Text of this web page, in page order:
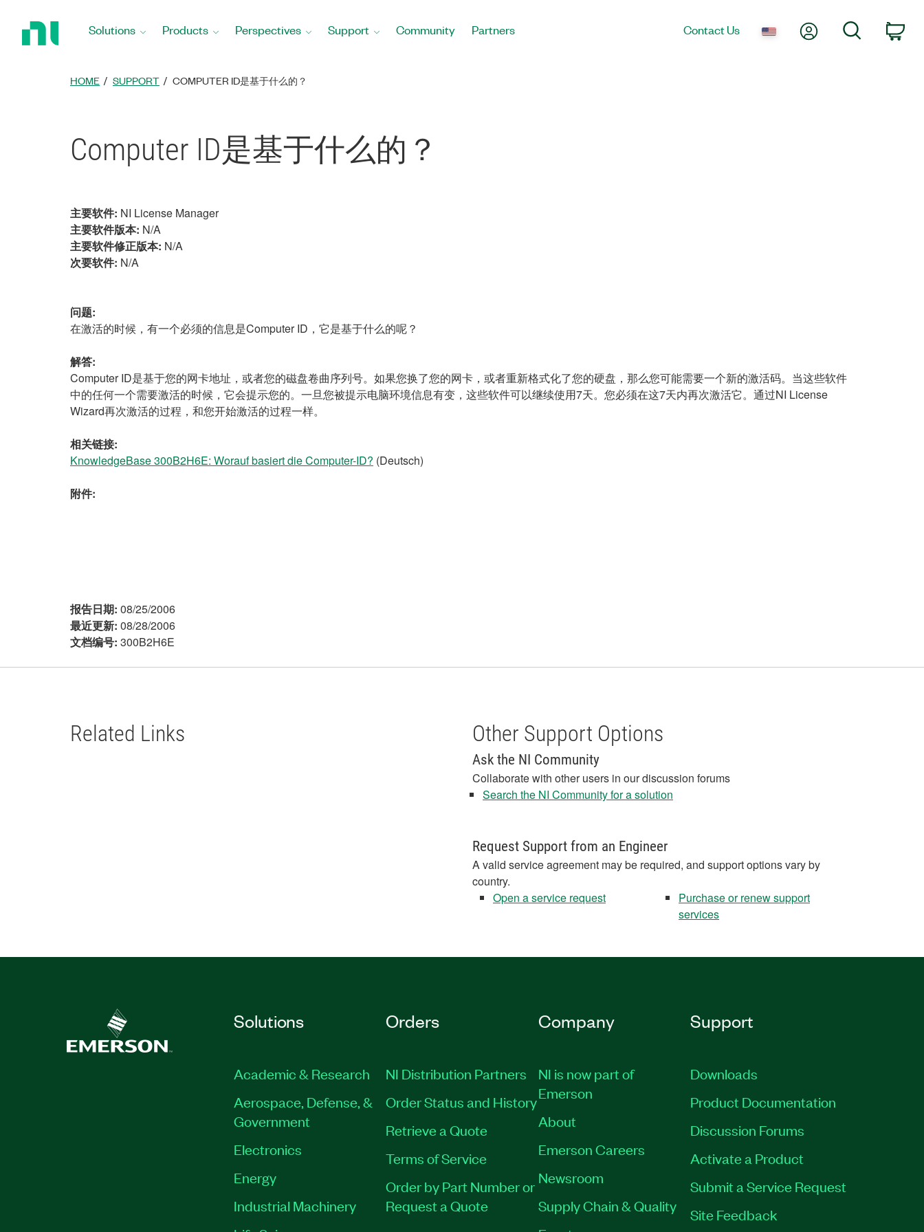
Solutions Products Perspectives Support Community Partners Contact Us My AccountSearch
HOME SUPPORT COMPUTER ID是基于什么的？
Computer ID是基于什么的？
主要软件: NI License Manager
主要软件版本: N/A
主要软件修正版本: N/A
次要软件: N/A
问题:
在激活的时候，有一个必须的信息是Computer ID，它是基于什么的呢？
解答:
Computer ID是基于您的网卡地址，或者您的磁盘卷曲序列号。如果您换了您的网卡，或者重新格式化了您的硬盘，那么您可能需要一个新的激活码。当这些软件
中的任何一个需要激活的时候，它会提示您的。一旦您被提示电脑环境信息有变，这些软件可以继续使用7天。您必须在这7天内再次激活它。通过NI License
Wizard再次激活的过程，和您开始激活的过程一样。
相关链接:
KnowledgeBase 300B2H6E: Worauf basiert die Computer-ID? (Deutsch)
附件:
报告日期: 08/25/2006
最近更新: 08/28/2006
文档编号: 300B2H6E
Related Links Other Support Options
Ask the NI Community
Collaborate with other users in our discussion forums
Search the NI Community for a solution
Request Support from an Engineer
A valid service agreement may be required, and support options vary by
country.
Open a service request
Purchase or renew support
services
Solutions
Academic & Research
Aerospace, Defense, &
Government
Electronics
Energy
Industrial Machinery
Orders
NI Distribution Partners
Order Status and History
Retrieve a Quote
Terms of Service
Order by Part Number or
Request a Quote
Company
NI is now part of
Emerson
About
Emerson Careers
Newsroom
Supply Chain & Quality
Support
Downloads
Product Documentation
Discussion Forums
Activate a Product
Submit a Service Request
Site Feedback